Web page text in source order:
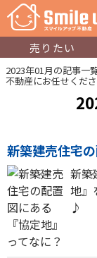
売りたい
2023年01月の記事一
不動産にお任せくださ
新築建売住宅
新築
地』
♪